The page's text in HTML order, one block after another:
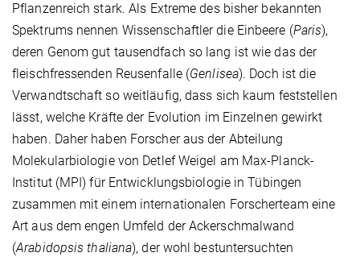
Pflanzenreich stark. Als Extreme des bisher bekannten
Spektrums nennen Wissenschaftler die Einbeere (Paris),
deren Genom gut tausendfach so lang ist wie das der
fleischfressenden Reusenfalle (Genlisea). Doch ist die
Verwandtschaft so weitläufig, dass sich kaum feststellen
lässt, welche Kräfte der Evolution im Einzelnen gewirkt
haben. Daher haben Forscher aus der Abteilung
Molekularbiologie von Detlef Weigel am Max-Planck-
Institut (MPI) für Entwicklungsbiologie in Tübingen
zusammen mit einem internationalen Forscherteam eine
Art aus dem engen Umfeld der Ackerschmalwand
(Arabidopsis thaliana), der wohl bestuntersuchten